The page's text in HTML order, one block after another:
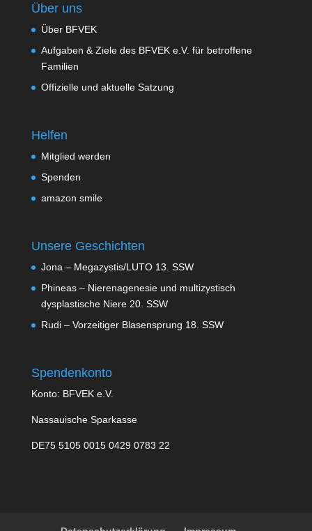
Über uns
Über BFVEK
Aufgaben & Ziele des BFVEK e.V. für betroffene
Familien
Offizielle und aktuelle Satzung
Helfen
Mitglied werden
Spenden
amazon smile
Unsere Geschichten
Jona – Megazystis/LUTO 13. SSW
Phineas – Nierenagenesie und multizystisch
dysplastische Niere 20. SSW
Rudi – Vorzeitiger Blasensprung 18. SSW
Spendenkonto
Konto: BFVEK e.V.
Nassauische Sparkasse
DE75 5105 0015 0429 0783 22